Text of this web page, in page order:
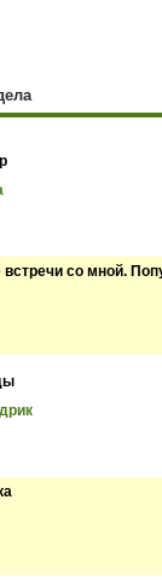
со мной.